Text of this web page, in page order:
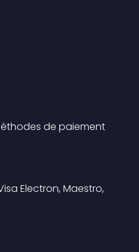
de paiement
Electron, Maestro,